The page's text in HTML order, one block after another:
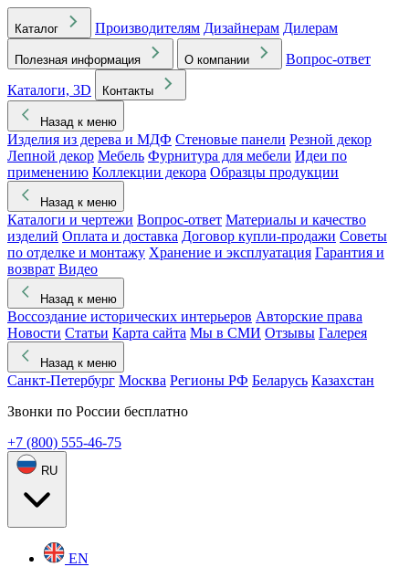
Каталог Производителям Дизайнерам Дилерам
Полезная информация О компании
Вопрос-ответ
Каталоги, 3D
Контакты
Назад к меню
Изделия из дерева и МДФ Стеновые панели Резной декор
Лепной декор Мебель Фурнитура для мебели Идеи по
применению Коллекции декора Образцы продукции
Назад к меню
Каталоги и чертежи Вопрос-ответ Материалы и качество
изделий Оплата и доставка Договор купли-продажи Советы
по отделке и монтажу Хранение и эксплуатация Гарантия и
возврат Видео
Назад к меню
Воссоздание исторических интерьеров Авторские права
Новости Статьи Карта сайта Мы в СМИ Отзывы Галерея
Назад к меню
Санкт-Петербург Москва Регионы РФ Беларусь Казахстан
Звонки по России бесплатно
+7 (800) 555-46-75
RU
EN